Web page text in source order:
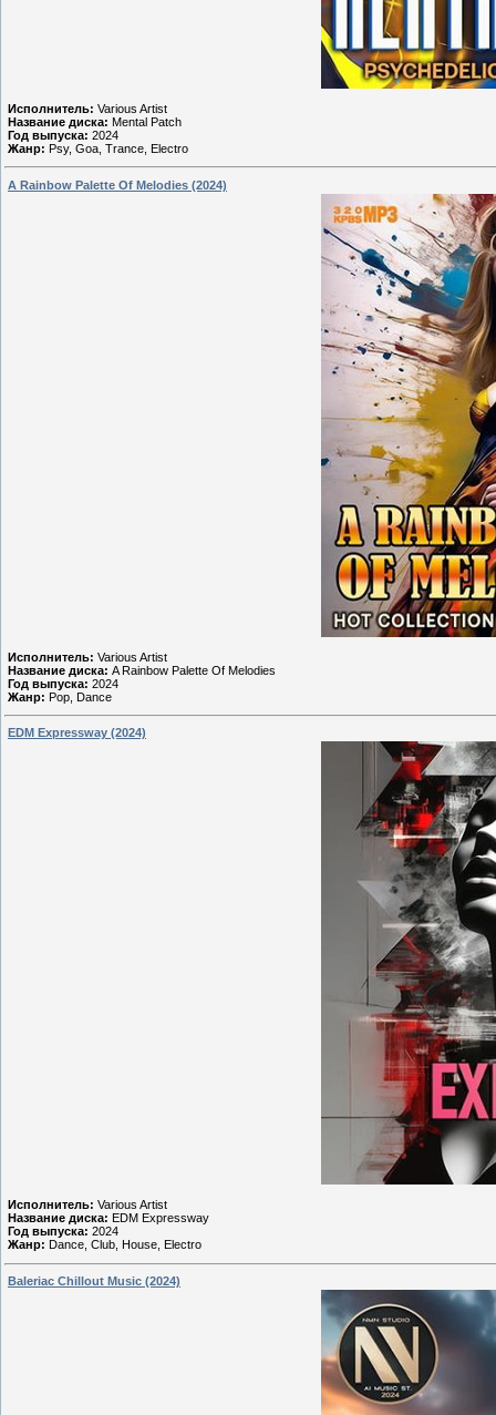
Исполнитель: Various Artist
Название диска: Mental Patch
Год выпуска: 2024
Жанр: Psy, Goa, Trance, Electro
A Rainbow Palette Of Melodies (2024)
Исполнитель: Various Artist
Название диска: A Rainbow Palette Of Melodies
Год выпуска: 2024
Жанр: Pop, Dance
EDM Expressway (2024)
Исполнитель: Various Artist
Название диска: EDM Expressway
Год выпуска: 2024
Жанр: Dance, Club, House, Electro
Baleriac Chillout Music (2024)